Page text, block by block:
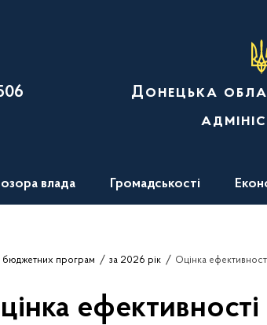
Донецька
влада Громадськості
бюджетних програм за 2026 рік Оцінка